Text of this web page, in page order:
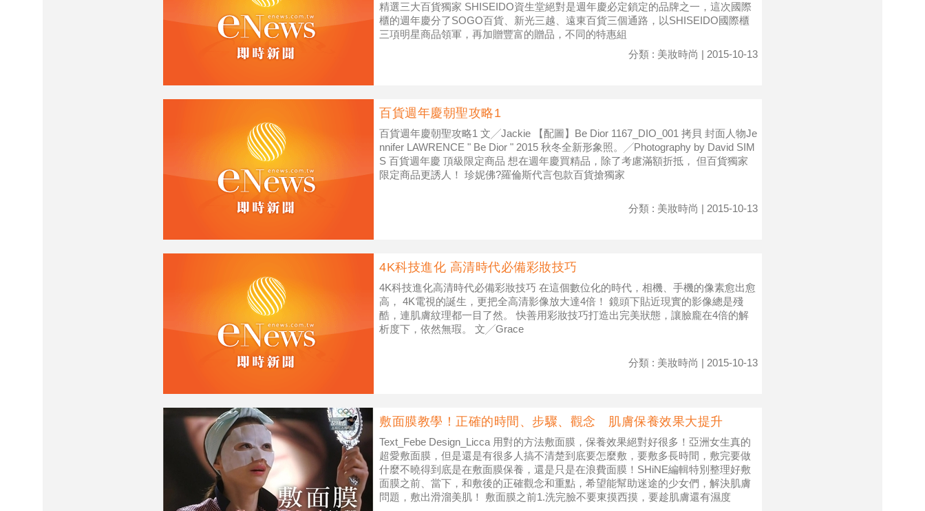
精選三大百貨獨家 SHISEIDO資生堂絕對是週年慶必定鎖定的品牌之一，這次國際
櫃的週年慶分了SOGO百貨、新光三越、遠東百貨三個通路，以SHISEIDO國際櫃
三項明星商品領軍，再加贈豐富的贈品，不同的特惠組
分類 : 美妝時尚 | 2015-10-13
百貨週年慶朝聖攻略1
百貨週年慶朝聖攻略1 文╱Jackie 【配圖】Be Dior 1167_DIO_001 拷貝 封面人物Je
nnifer LAWRENCE " Be Dior " 2015 秋冬全新形象照。╱Photography by David SIM
S 百貨週年慶 頂級限定商品 想在週年慶買精品，除了考慮滿額折抵， 但百貨獨家
限定商品更誘人！ 珍妮佛?羅倫斯代言包款百貨搶獨家
分類 : 美妝時尚 | 2015-10-13
4K科技進化 高清時代必備彩妝技巧
4K科技進化高清時代必備彩妝技巧 在這個數位化的時代，相機、手機的像素愈出愈
高， 4K電視的誕生，更把全高清影像放大達4倍！ 鏡頭下貼近現實的影像總是殘
酷，連肌膚紋理都一目了然。 快善用彩妝技巧打造出完美狀態，讓臉龐在4倍的解
析度下，依然無瑕。 文╱Grace
分類 : 美妝時尚 | 2015-10-13
敷面膜教學！正確的時間、步驟、觀念 肌膚保養效果大提升
Text_Febe Design_Licca 用對的方法敷面膜，保養效果絕對好很多！亞洲女生真的
超愛敷面膜，但是還是有很多人搞不清楚到底要怎麼敷，要敷多長時間，敷完要做
什麼不曉得到底是在敷面膜保養，還是只是在浪費面膜！SHiNE編輯特別整理好敷
面膜之前、當下，和敷後的正確觀念和重點，希望能幫助迷途的少女們，解決肌膚
問題，敷出滑溜美肌！ 敷面膜之前1.洗完臉不要東摸西摸，要趁肌膚還有濕度